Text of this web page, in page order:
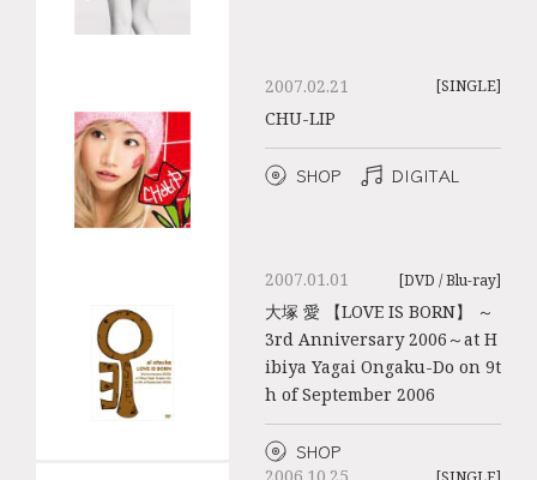
2007.02.21 [SINGLE]
CHU-LIP
SHOP DIGITAL
2007.01.01 [DVD / Blu-ray]
大塚 愛 【LOVE IS BORN】 ～
3rd Anniversary 2006～at H
ibiya Yagai Ongaku-Do on 9t
h of September 2006
SHOP